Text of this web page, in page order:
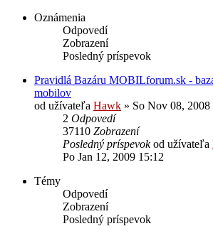
Oznámenia
Odpovedí
Zobrazení
Posledný príspevok
Pravidlá Bazáru MOBILforum.sk -
mobilov
od užívateľa Hawk » So Nov 08, 2008
2 Odpovedí
37110 Zobrazení
Posledný príspevokod užívateľa
Po Jan 12, 2009 15:12
Témy
Odpovedí
Zobrazení
Posledný príspevok